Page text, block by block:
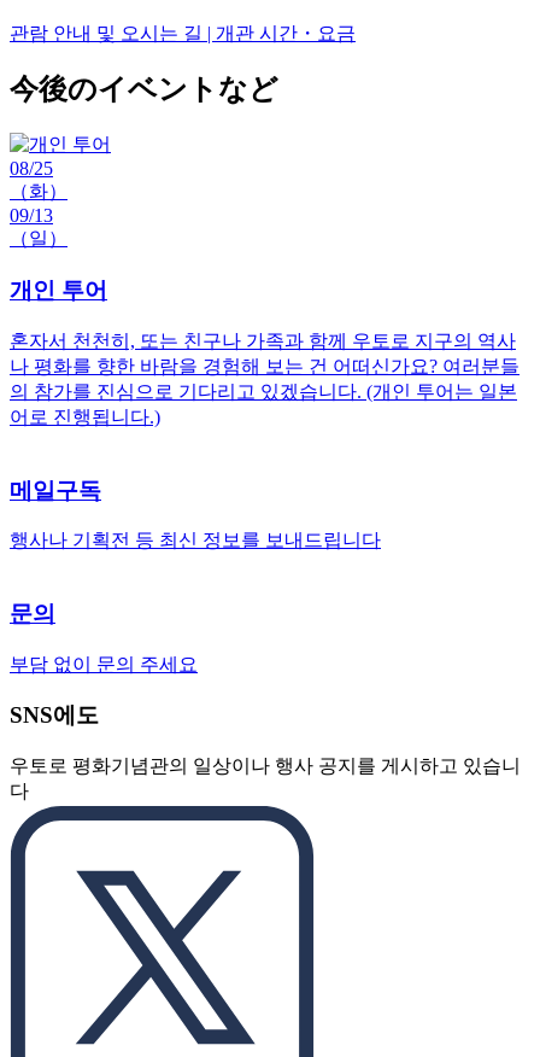
관람 안내 및 오시는 길 | 개관 시간・요금
今後のイベントなど
08/25
（화）
09/13
（일）
개인 투어
혼자서 천천히, 또는 친구나 가족과 함께 우토로 지구의 역사
나 평화를 향한 바람을 경험해 보는 건 어떠신가요? 여러분들
의 참가를 진심으로 기다리고 있겠습니다. (개인 투어는 일본
어로 진행됩니다.)
메일구독
행사나 기획전 등 최신 정보를 보내드립니다
문의
부담 없이 문의 주세요
SNS에도
우토로 평화기념관의 일상이나 행사 공지를 게시하고 있습니
다